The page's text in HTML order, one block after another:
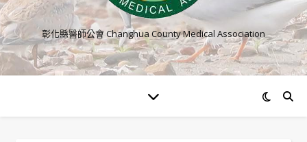
彰化縣醫師公會 Changhua County Medical Association